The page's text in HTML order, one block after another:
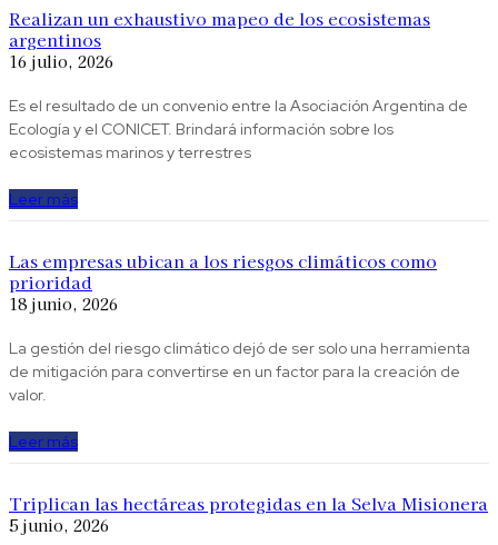
Realizan un exhaustivo mapeo de los ecosistemas
argentinos
16 julio, 2026
Es el resultado de un convenio entre la Asociación Argentina de
Ecología y el CONICET. Brindará información sobre los
ecosistemas marinos y terrestres
Leer más
Las empresas ubican a los riesgos climáticos como
prioridad
18 junio, 2026
La gestión del riesgo climático dejó de ser solo una herramienta
de mitigación para convertirse en un factor para la creación de
valor.
Leer más
Triplican las hectáreas protegidas en la Selva Misionera
5 junio, 2026